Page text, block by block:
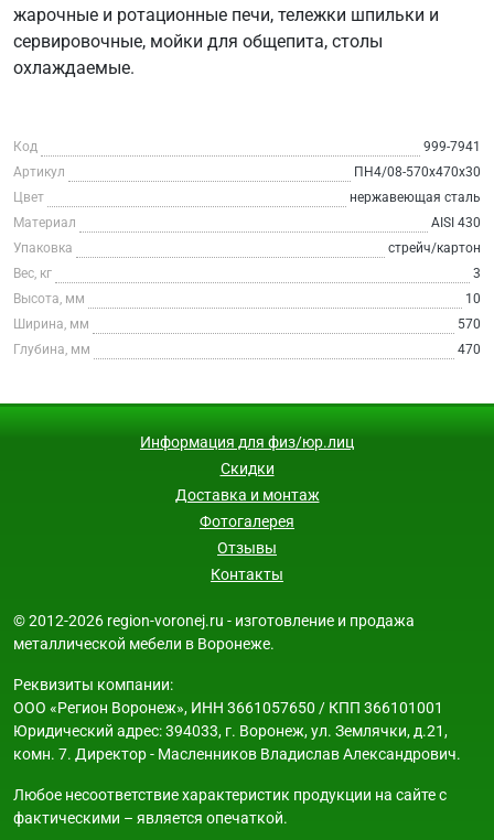
жарочные и ротационные печи, тележки шпильки и
сервировочные, мойки для общепита, столы
охлаждаемые.
Код
999-7941
Артикул
ПН4/08-570х470х30
Цвет
нержавеющая сталь
Материал
AISI 430
Упаковка
стрейч/картон
Вес, кг
3
Высота, мм
10
Ширина, мм
570
Глубина, мм
470
Информация для физ/юр.лиц
Скидки
Доставка и монтаж
Фотогалерея
Отзывы
Контакты
© 2012-2026 region-voronej.ru - изготовление и продажа
металлической мебели в Воронеже.
Реквизиты компании:
ООО «Регион Воронеж», ИНН 3661057650 / КПП 366101001
Юридический адрес: 394033, г. Воронеж, ул. Землячки, д.21,
комн. 7. Директор - Масленников Владислав Александрович.
Любое несоответствие характеристик продукции на сайте с
фактическими – является опечаткой.